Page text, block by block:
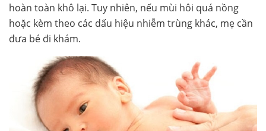
hoàn toàn khô lại. Tuy nhiên, nếu mùi hôi quá nồng
hoặc kèm theo các dấu hiệu nhiễm trùng khác, mẹ cần
đưa bé đi khám.